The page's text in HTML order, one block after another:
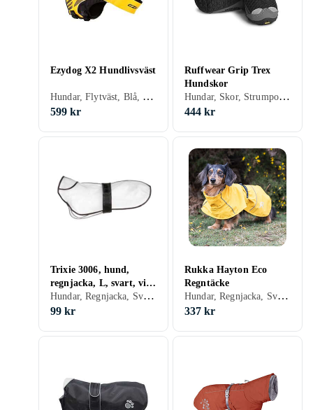
Ezydog X2 Hundlivsväst
Hundar, Flytväst, Blå, Röd, Gul, S, M, L, XL, XS
599 kr
Ruffwear Grip Trex
Hundskor
Hundar, Skor, Strumpor, Svart, Grå, Blå, Röd, Grön, S, M, L, XL, XS
444 kr
Trixie 3006, hund,
regnjacka, L, svart, vit,
monokromatisk, PVCHundar, Regnjacka, Svart, Transparent, L
99 kr
Rukka Hayton Eco
Regntäcke
Hundar, Regnjacka, Svart, Röd, Gul, Grön
337 kr